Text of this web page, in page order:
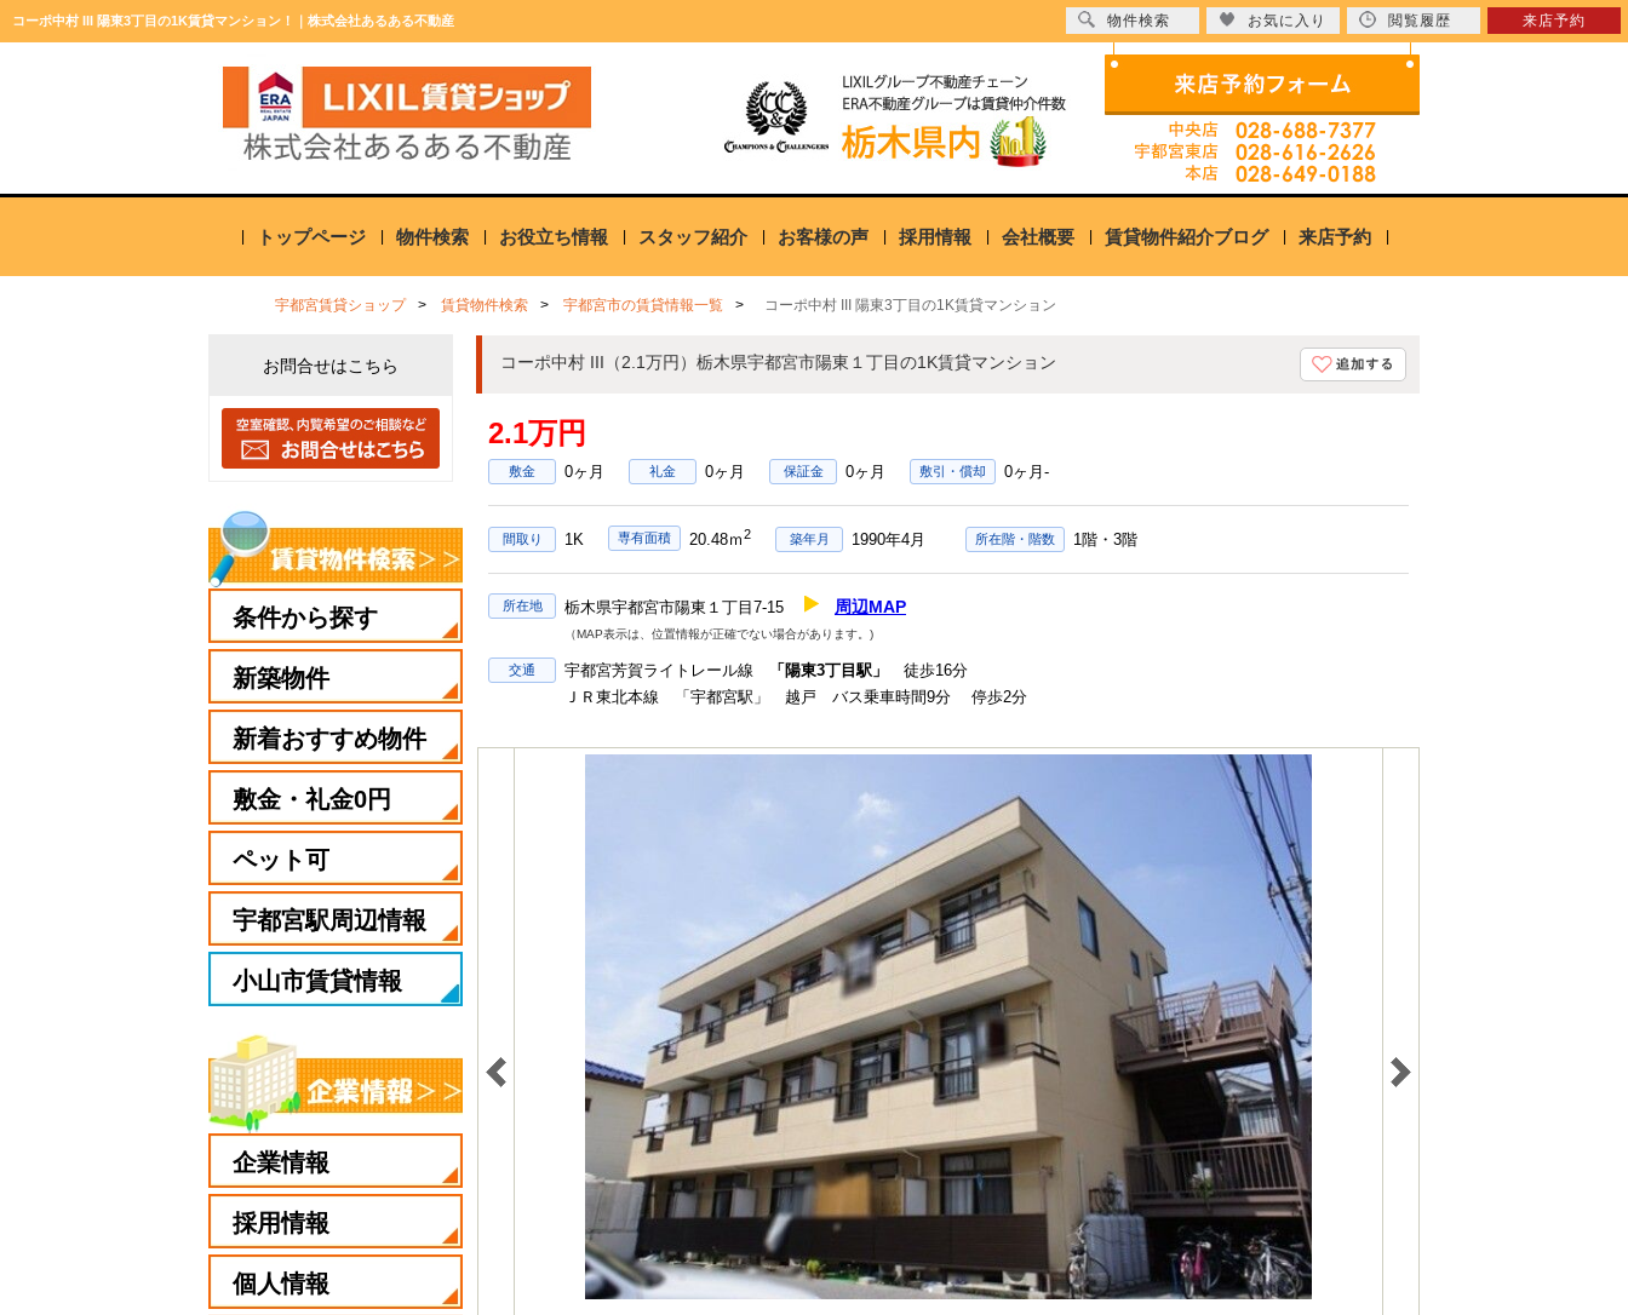
コーポ中村 III 陽東3丁目の1K賃貸マンション！｜株式会社あるある不動産
トップページ 物件検索 お役立ち情報 スタッフ紹介 お客様の声 採用情報 会社概要 賃貸物件紹介ブログ 来店予約
物件検索 お気に入り 閲覧履歴 来店予約
宇都宮賃貸ショップ 賃貸物件検索 宇都宮市の賃貸情報一覧 コーポ中村 III 陽東3丁目の1K賃貸マンション
コーポ中村 III（2.1万円）栃木県宇都宮市陽東１丁目の1K賃貸マンション
2.1万円
敷金 0ヶ月 礼金 0ヶ月 保証金 0ヶ月 敷引・償却 0ヶ月-
間取り 1K 専有面積 20.48ｍ2 築年月 1990年4月 所在階・階数 1階・3階
所在地 栃木県宇都宮市陽東１丁目7-15 周辺MAP
（MAP表示は、位置情報が正確でない場合があります。)
交通 宇都宮芳賀ライトレール線 「陽東3丁目駅」
徒歩16分
ＪＲ東北本線 「宇都宮駅」 越戸 バス乗車時間9分 停歩2分
お問合せはこちら
条件から探す
新築物件
新着おすすめ物件
敷金・礼金0円
ペット可
宇都宮駅周辺情報
小山市賃貸情報
企業情報
採用情報
個人情報